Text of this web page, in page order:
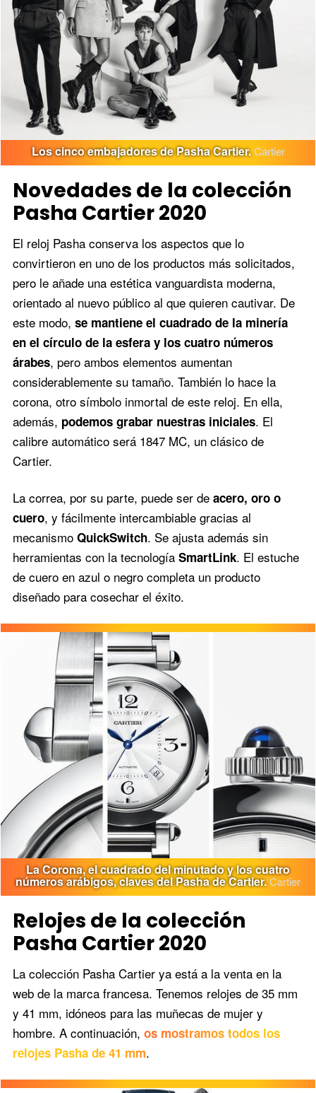
Los cinco embajadores de Pasha Cartier.Cartier
Novedades de la colección
Pasha Cartier 2020
El reloj Pasha conserva los aspectos que lo
convirtieron en uno de los productos más solicitados,
pero le añade una estética vanguardista moderna,
orientado al nuevo público al que quieren cautivar. De
este modo, se mantiene el cuadrado de la minería
en el círculo de la esfera y los cuatro números
árabes, pero ambos elementos aumentan
considerablemente su tamaño. También lo hace la
corona, otro símbolo inmortal de este reloj. En ella,
además, podemos grabar nuestras iniciales. El
calibre automático será 1847 MC, un clásico de
Cartier.
La correa, por su parte, puede ser de acero, oro o
cuero, y fácilmente intercambiable gracias al
mecanismo QuickSwitch. Se ajusta además sin
herramientas con la tecnología SmartLink. El estuche
de cuero en azul o negro completa un producto
diseñado para cosechar el éxito.
La Corona, el cuadrado del minutado y los cuatro
números arábigos, claves del Pasha de Cartier.Cartier
Relojes de la colección
Pasha Cartier 2020
La colección Pasha Cartier ya está a la venta en la
web de la marca francesa. Tenemos relojes de 35 mm
y 41 mm, idóneos para las muñecas de mujer y
hombre. A continuación, os mostramos todos los
relojes Pasha de 41 mm.